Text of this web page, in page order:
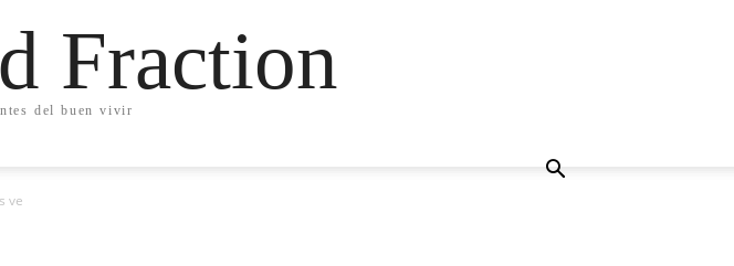
Fraction
del buen vivir
ve